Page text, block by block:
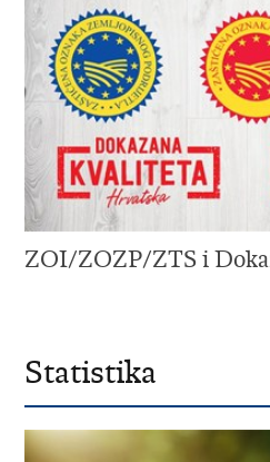
ZOI/ZOZP/ZTS i
Statistika